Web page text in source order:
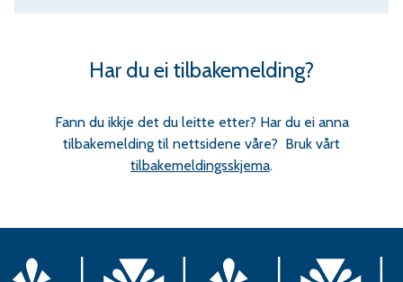
Har du ei tilbakemelding?
Fann du ikkje det du leitte etter? Har du ei anna
tilbakemelding til nettsidene våre? Bruk vårt
tilbakemeldingsskjema.